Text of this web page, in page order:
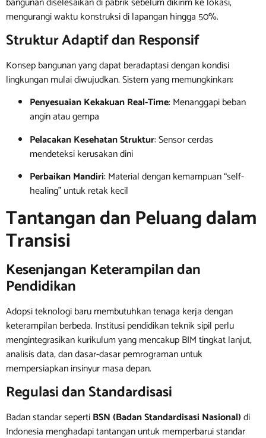
mengurangi waktu konstruksi di lapangan hingga 50%.
Struktur Adaptif dan Responsif
Konsep bangunan yang dapat beradaptasi dengan kondisi
lingkungan mulai diwujudkan. Sistem yang memungkinkan:
Penyesuaian Kekakuan Real-Time: Menanggapi beban
angin atau gempa
Pelacakan Kesehatan Struktur: Sensor cerdas
mendeteksi kerusakan dini
Perbaikan Mandiri: Material dengan kemampuan “self-
healing” untuk retak kecil
Tantangan dan Peluang dalam
Transisi
Kesenjangan Keterampilan dan
Pendidikan
Adopsi teknologi baru membutuhkan tenaga kerja dengan
keterampilan berbeda. Institusi pendidikan teknik sipil perlu
mengintegrasikan kurikulum yang mencakup BIM tingkat lanjut,
analisis data, dan dasar-dasar pemrograman untuk
mempersiapkan insinyur masa depan.
Regulasi dan Standardisasi
Badan standar sepertiBSN (Badan Standardisasi Nasional)di
Indonesia menghadapi tantangan untuk memperbarui standar